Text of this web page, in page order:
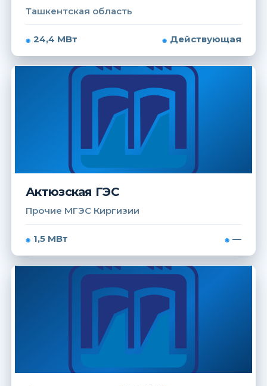
Ташкентская область
24,4 МВт Действующая
Актюзская ГЭС
Прочие МГЭС Киргизии
1,5 МВт —